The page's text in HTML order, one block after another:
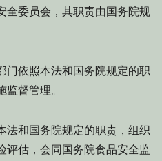
委员会，其职责由国务院规
依照本法和国务院规定的职
督管理。
和国务院规定的职责，组织
评估，会同国务院食品安全监